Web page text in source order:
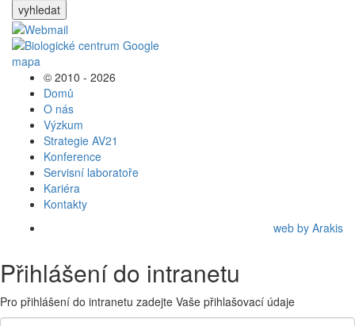
vyhledat
© 2010 - 2026
Domů
O nás
Výzkum
Strategie AV21
Konference
Servisní laboratoře
Kariéra
Kontakty
web by Arakis
Přihlášení do intranetu
Pro přihlášení do intranetu zadejte Vaše přihlašovací údaje